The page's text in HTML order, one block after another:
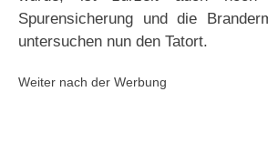
Spurensicherung und die
untersuchen nun den Tatort.
Weiter nach der Werbung